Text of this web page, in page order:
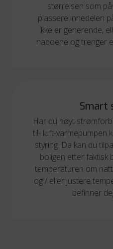
størrelsen som
plassere innedelen
ikke er generende,
naboene og trenger
Smart
Har du høyt
til- luft-varmepumpen
styring. Da kan du
boligen etter faktisk
temperaturen om
og / eller justere
befinner